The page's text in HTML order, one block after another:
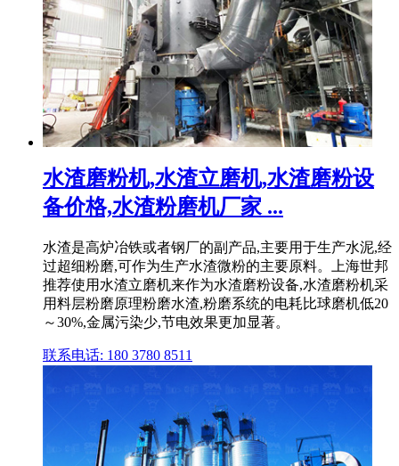
水渣磨粉机,水渣立磨机,水渣磨粉设
备价格,水渣粉磨机厂家 ...
水渣是高炉冶铁或者钢厂的副产品,主要用于生产水泥,经
过超细粉磨,可作为生产水渣微粉的主要原料。上海世邦
推荐使用水渣立磨机来作为水渣磨粉设备,水渣磨粉机采
用料层粉磨原理粉磨水渣,粉磨系统的电耗比球磨机低20
～30%,金属污染少,节电效果更加显著。
联系电话: 180 3780 8511